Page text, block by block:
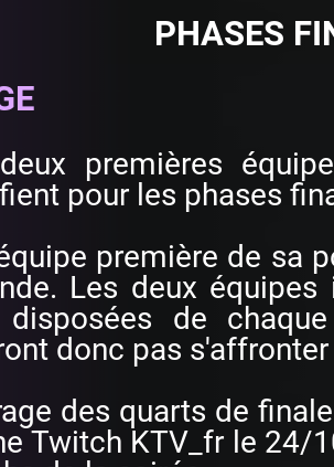
PHASES
premières
pour les phases
première de sa
Les deux
disposées de
donc pas
des quarts de
Twitch KTV_fr le 24/